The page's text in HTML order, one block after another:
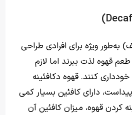
به‌طور ویژه برای افرادی طراحی
قهوه لذت ببرند اما لازم
کنند. قهوه دکافئینه
دارای کافئین بسیار کمی
کردن قهوه، میزان کافئین آن